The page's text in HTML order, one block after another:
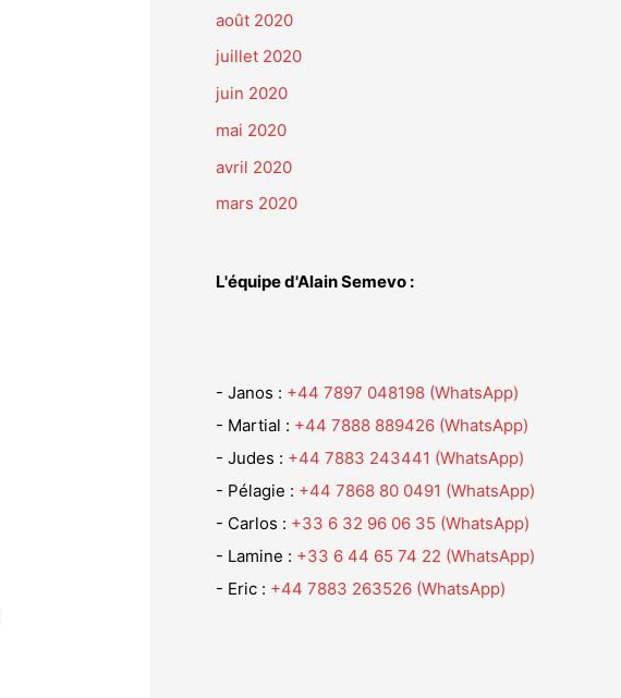
août 2020
juillet 2020
juin 2020
mai 2020
avril 2020
mars 2020
L'équipe d'Alain Semevo :
- Janos : +44 7897 048198 (WhatsApp)
- Martial : +44 7888 889426 (WhatsApp)
- Judes : +44 7883 243441 (WhatsApp)
- Pélagie : +44 7868 80 0491 (WhatsApp)
- Carlos : +33 6 32 96 06 35 (WhatsApp)
- Lamine : +33 6 44 65 74 22 (WhatsApp)
- Eric : +44 7883 263526 (WhatsApp)